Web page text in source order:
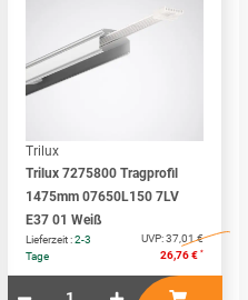
Trilux
Trilux 7275800 Tragprofil
1475mm 07650L150 7LV
E37 01 Weiß
Lieferzeit :2-3
Tage
UVP:37,01 €
26,76 € *